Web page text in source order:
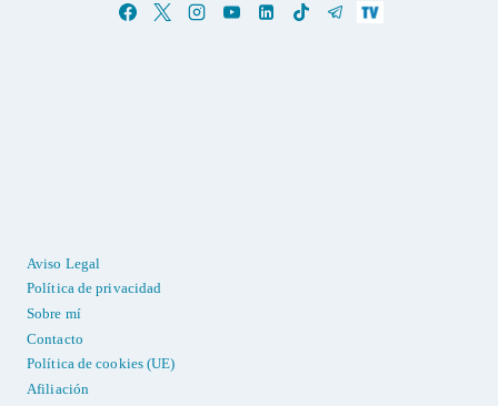
Aviso Legal
Política de privacidad
Sobre mí
Contacto
Política de cookies (UE)
Afiliación